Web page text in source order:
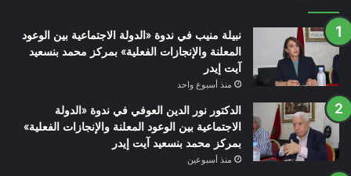
نبيلة منيب في ندوة «الدولة الاجتماعية بين الوعود
المعلنة والإنجازات الفعلية» بمركز محمد بنسعيد
آيت إيدر
منذ أسبوع واحد
الدكتور نور الدين العوفي في ندوة «الدولة
الاجتماعية بين الوعود المعلنة والإنجازات الفعلية»
بمركز محمد بنسعيد آيت إيدر
منذ أسبوعين